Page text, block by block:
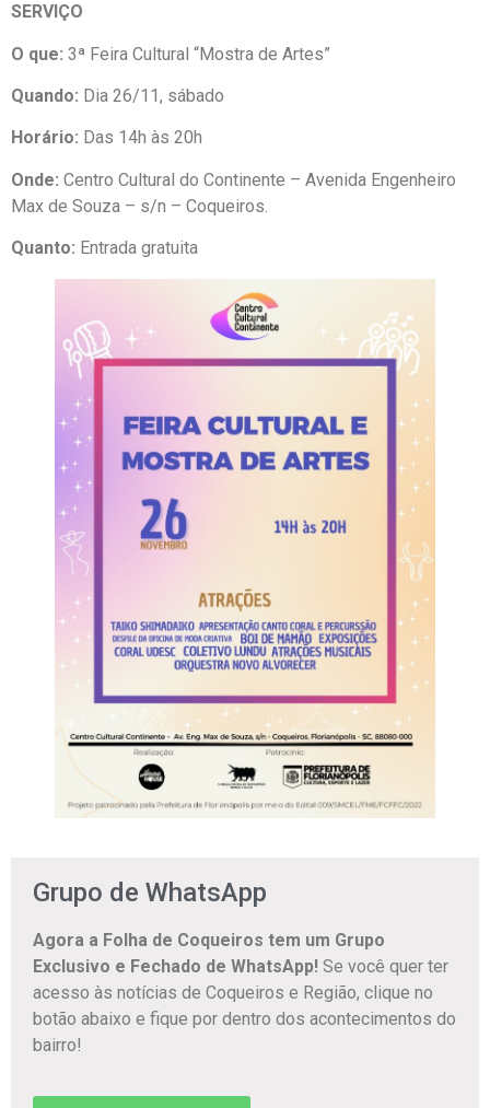
SERVIÇO
O que: 3ª Feira Cultural “Mostra de Artes”
Quando: Dia 26/11, sábado
Horário: Das 14h às 20h
Onde: Centro Cultural do Continente – Avenida Engenheiro
Max de Souza – s/n – Coqueiros.
Quanto: Entrada gratuita
Grupo de WhatsApp
Agora a Folha de Coqueiros tem um Grupo
Exclusivo e Fechado de WhatsApp! Se você quer ter
acesso às notícias de Coqueiros e Região, clique no
botão abaixo e fique por dentro dos acontecimentos do
bairro!